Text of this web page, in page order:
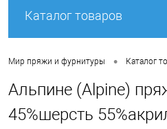
Каталог товаров
Мир пряжи и фурнитуры • Каталог
Альпине (Alpine)
45%шерсть